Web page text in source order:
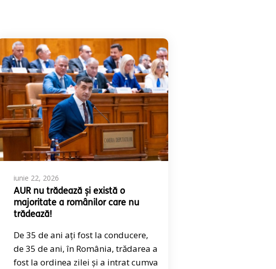
iunie 22, 2026
AUR nu trădează și există o
majoritate a românilor care nu
trădează!
De 35 de ani ați fost la conducere,
de 35 de ani, în România, trădarea a
fost la ordinea zilei și a intrat cumva